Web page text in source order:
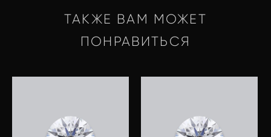
ТАКЖЕ ВАМ МОЖЕТ
ПОНРАВИТЬСЯ